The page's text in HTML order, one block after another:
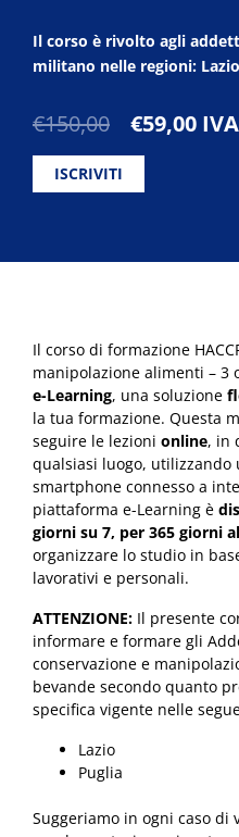
Il corso è rivolto agli
militano nelle regioni:
€150,00
Il
era:
€59,00Il
ISCRIVITI
Il corso di formazione
manipolazione alimenti – 3
e-Learning, una soluzione
la tua formazione. Questa
seguire le lezioni online, in
qualsiasi luogo, utilizzando
smartphone connesso a
piattaforma e-Learning è
giorni su 7, per 365 giorni
organizzare lo studio in
lavorativi e personali.
ATTENZIONE: Il presente
informare e formare gli
conservazione e
bevande secondo quanto
specifica vigente nelle
Lazio
Puglia
Suggeriamo in ogni caso di